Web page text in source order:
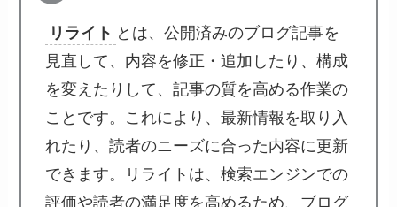
リライト とは、公開済みのブログ記事を
見直して、内容を修正・追加したり、構成
を変えたりして、記事の質を高める作業の
ことです。これにより、最新情報を取り入
れたり、読者のニーズに合った内容に更新
できます。リライトは、検索エンジンでの
評価や読者の満足度を高めるため、ブログ